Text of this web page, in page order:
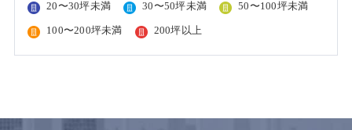
20〜30坪未満 30〜50坪未満 50〜100坪未満
100〜200坪未満 200坪以上